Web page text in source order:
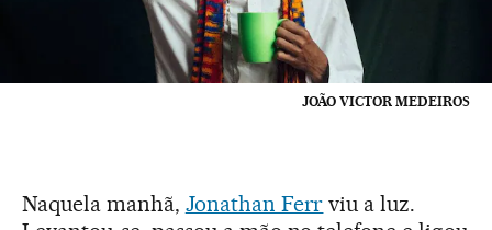
JOÃO VICTOR MEDEIROS
Naquela manhã, Jonathan Ferr viu a luz.